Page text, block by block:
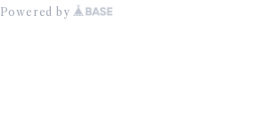
Powered by